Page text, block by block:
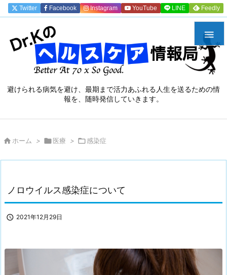
避けられる病気を避け、最期まで活力あふれる人生を送るための情
報を、随時発信していきます。

Twitter Facebook Instagram YouTube LINE Feedly
 ホーム > 医療 > 感染症
ノロウイルス感染症について
 2021年12月29日